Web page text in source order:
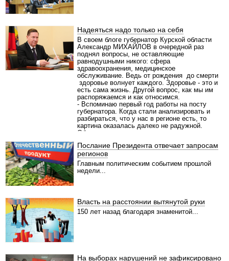
Надеяться надо только на себя
В своем блоге губернатор Курской области
Александр МИХАЙЛОВ в очередной раз
поднял вопросы, не оставляющие
равнодушными никого: сфера
здравоохранения, медицинское
обслуживание. Ведь от рождения до смерти
здоровье волнует каждого. Здоровье - это и
есть сама жизнь. Другой вопрос, как мы им
распоряжаемся и как относимся.
- Вспоминаю первый год работы на посту
губернатора. Когда стали анализировать и
разбираться, что у нас в регионе есть, то
картина оказалась далеко не радужной.
Областная клиника находилась в очень
крупного специализированного учреждения
здравоохранения не было. Надо было
принимать решение - что важнее: создавать
крупные высокотехнологичные базовые
центры с опытным, хорошо обученным
создали попечительский совет областной
клиники и за несколько лет всем миром,
собирая благотворительные средства с
поликлиники, не видавшее ремонта чуть не
Послание Президента отвечает запросам
регионов
Главным политическим событием прошлой
недели...
Власть на расстоянии вытянутой руки
150 лет назад благодаря знаменитой...
На выборах нарушений не зафиксировано